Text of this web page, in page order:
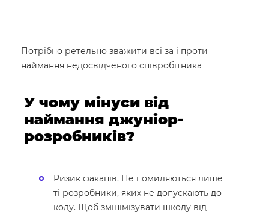
Потрібно ретельно зважити всі за і проти
наймання недосвідченого співробітника
У чому мінуси від
наймання джуніор-
розробників?
Ризик факапів. Не помиляються лише
ті розробники, яких не допускають до
коду. Щоб змінімізувати шкоду від